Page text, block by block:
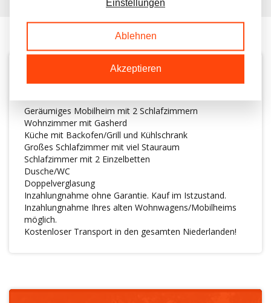
BESCHREIBUNG
Geräumiges Mobilheim mit 2 Schlafzimmern
Wohnzimmer mit Gasherd
Küche mit Backofen/Grill und Kühlschrank
Großes Schlafzimmer mit viel Stauraum
Schlafzimmer mit 2 Einzelbetten
Dusche/WC
Doppelverglasung
Inzahlungnahme ohne Garantie. Kauf im Istzustand.
Inzahlungnahme Ihres alten Wohnwagens/Mobilheims
möglich.
Kostenloser Transport in den gesamten Niederlanden!
Einstellungen
Ablehnen
Akzeptieren